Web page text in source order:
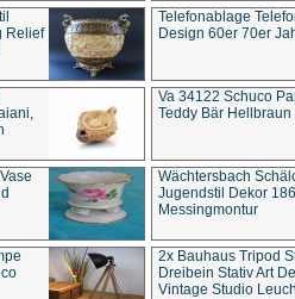
Relief
Telefonablage
Design 60er 70er
Va 34122 Schuco
Teddy Bär Hellbraun
Wächtersbach
Jugendstil Dekor
Messingmontur
2x Bauhaus Tripod
Dreibein Stativ Art
Vintage Studio